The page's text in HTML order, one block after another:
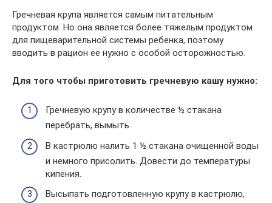
Гречневая крупа является самым питательным
продуктом. Но она является более тяжелым продуктом
для пищеварительной системы ребенка, поэтому
вводить в рацион ее нужно с особой осторожностью.
Для того чтобы приготовить гречневую кашу нужно:
Гречневую крупу в количестве ½ стакана
перебрать, вымыть.
В кастрюлю налить 1 ½ стакана очищенной воды
и немного присолить. Довести до температуры
кипения.
Высыпать подготовленную крупу в кастрюлю,